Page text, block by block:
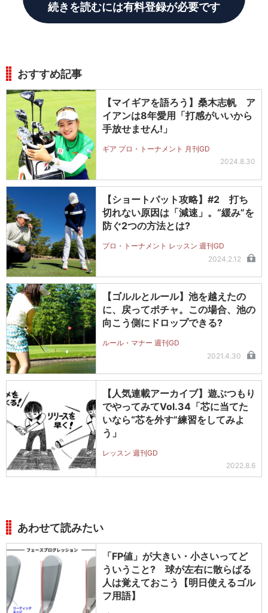
続きを読むには有料登録が必要です
おすすめ記事
【マイギアを語ろう】桑木志帆 ア
イアンは8年愛用「打感がいいから
手放せません!」
ギア プロ・トーナメント 月刊GD
2024.8.30
【ショートパット攻略】#2 打ち
切れない原因は「減速」。“緩み”を
防ぐ2つの方法とは?
プロ・トーナメント レッスン 週刊GD
2024.2.12
【ゴルルとルール】池を越えたの
に、戻ってポチャ。この場合、池の
向こう側にドロップできる?
ルール・マナー 週刊GD
2021.4.30
【人気連載アーカイブ】遊ぶつもり
でやってみてVol.34「芯に当てた
いなら“芯を外す”練習をしてみよ
う」
レッスン 週刊GD
2022.8.6
あわせて読みたい
「FP値」が大きい・小さいってど
ういうこと? 球が左右に散らばる
人は覚えておこう【明日使えるゴル
フ用語】